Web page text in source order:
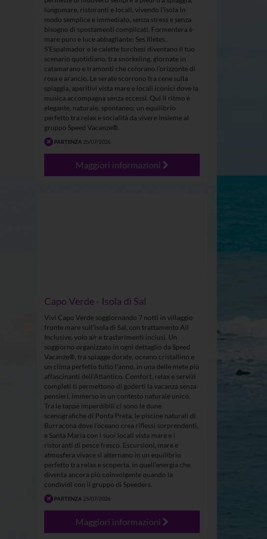
lungomare, ristoranti e locali, vivendo l’isola in
modo semplice e immediato, senza stress e senza
bisogno di spostamenti complicati. Formentera è
mare puro e luce abbagliante: Ses Illetes,
S’Espalmador e le calette turchesi diventano il tuo
scenario quotidiano, tra snorkeling, giornate in
catamarano e tramonti che colorano l’orizzonte di
rosa e arancio. Le serate scorrono tra cene sulla
spiaggia, aperitivi vista mare e locali iconici dove la
musica accompagna senza eccessi. Qui il ritmo è
elegante, naturale, spontaneo: un equilibrio
perfetto tra relax e socialità da vivere insieme al
gruppo Speed Vacanze®.
PARTENZA 25/07/2026
Maggiori informazioni
Capo Verde - Isola di Sal
Vivi Capo Verde soggiornando 7 notti in villaggio
fronte mare sull’isola di Sal, con trattamento All
Inclusive, volo a/r e trasferimenti inclusi. Un
soggiorno organizzato in ogni dettaglio da Speed
Vacanze®, tra spiagge dorate, oceano cristallino e
un clima perfetto tutto l’anno, in una delle mete più
affascinanti dell’Atlantico. Comfort, relax e servizi
completi ti permettono di goderti la vacanza senza
pensieri, immerso in un contesto naturale unico.
Tra le tappe imperdibili ci sono le dune
scenografiche di Ponta Preta, le piscine naturali di
Burracona dove l’oceano crea riflessi sorprendenti,
e Santa Maria con i suoi locali vista mare e i
ristoranti di pesce fresco. Escursioni, mare e
atmosfera vivace si alternano in un equilibrio
perfetto tra relax e scoperta, in quell’energia che
diventa ancora più coinvolgente quando la
condividi con il gruppo di Speeders.
PARTENZA 25/07/2026
Maggiori informazioni